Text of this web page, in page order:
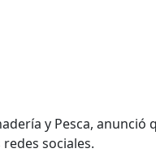
y Pesca, anunció
sociales.